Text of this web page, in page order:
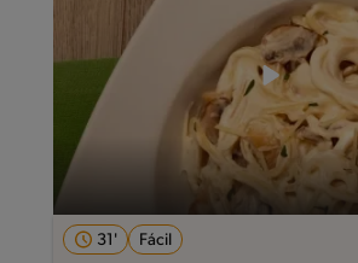
31' Fácil